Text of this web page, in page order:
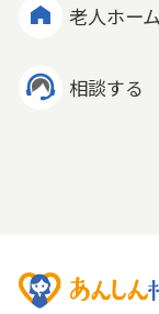
老人ホー
相談する